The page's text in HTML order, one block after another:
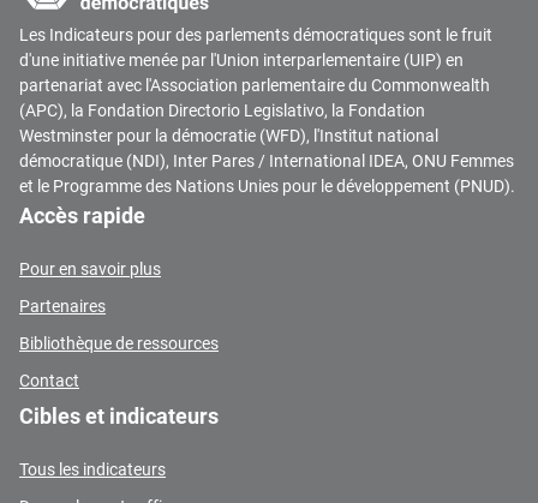
Les Indicateurs pour des parlements démocratiques sont le fruit
d'une initiative menée par l'Union interparlementaire (UIP) en
partenariat avec l'Association parlementaire du Commonwealth
(APC), la Fondation Directorio Legislativo, la Fondation
Westminster pour la démocratie (WFD), l'Institut national
démocratique (NDI), Inter Pares / International IDEA, ONU Femmes
et le Programme des Nations Unies pour le développement (PNUD).
Accès rapide
Pour en savoir plus
Partenaires
Bibliothèque de ressources
Contact
Cibles et indicateurs
Tous les indicateurs